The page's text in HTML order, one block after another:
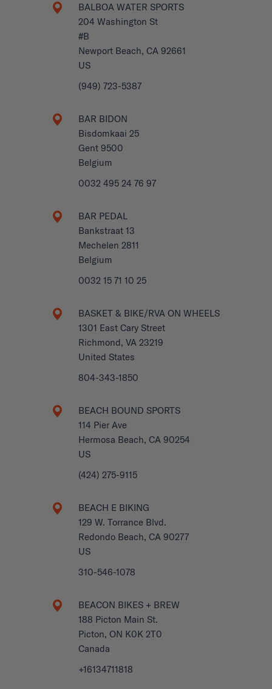
BALBOA WATER SPORTS
204 Washington St
#B
Newport Beach, CA 92661
US
(949) 723-5387
BAR BIDON
Bisdomkaai 25
Gent 9500
Belgium
0032 495 24 76 97
BAR PEDAL
Bankstraat 13
Mechelen 2811
Belgium
0032 15 71 10 25
BASKET & BIKE/RVA ON WHEELS
1301 East Cary Street
Richmond, VA 23219
United States
804-343-1850
BEACH BOUND SPORTS
114 Pier Ave
Hermosa Beach, CA 90254
US
(424) 275-9115
BEACH E BIKING
129 W. Torrance Blvd.
Redondo Beach, CA 90277
US
310-546-1078
BEACON BIKES + BREW
188 Picton Main St.
Picton, ON K0K 2T0
Canada
+16134711818